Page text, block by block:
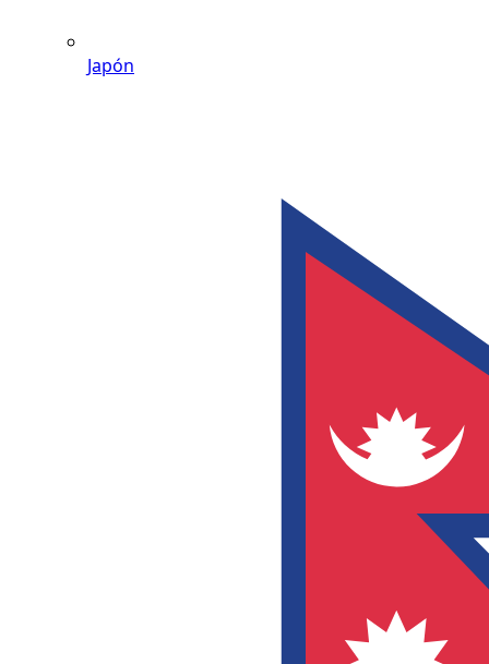
Japón